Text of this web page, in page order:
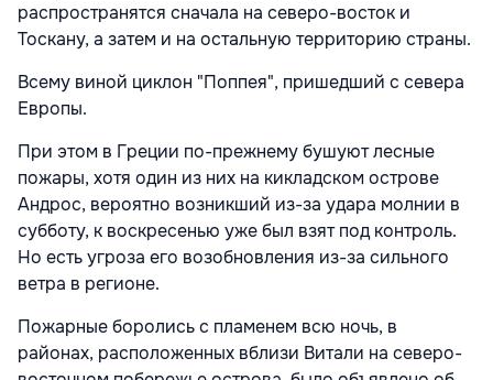
распространятся сначала на северо-восток и
Тоскану, а затем и на остальную территорию страны.
Всему виной циклон "Поппея", пришедший с севера
Европы.
При этом в Греции по-прежнему бушуют лесные
пожары, хотя один из них на кикладском острове
Андрос, вероятно возникший из-за удара молнии в
субботу, к воскресенью уже был взят под контроль.
Но есть угроза его возобновления из-за сильного
ветра в регионе.
Пожарные боролись с пламенем всю ночь, в
районах, расположенных вблизи Витали на северо-